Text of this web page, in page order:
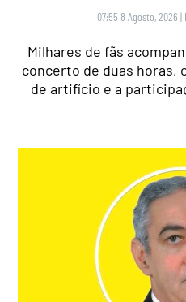
07:55 8 Agosto, 2026 |
Milhares de fãs
concerto de duas horas,
de artifício e a